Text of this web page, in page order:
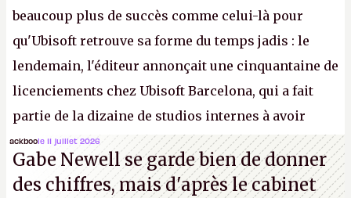
beaucoup plus de succès comme celui-là pour
qu'Ubisoft retrouve sa forme du temps jadis : le
lendemain, l'éditeur annonçait une cinquantaine de
licenciements chez Ubisoft Barcelona, qui a fait
partie de la dizaine de studios internes à avoir
travaillé sur cetAssassin's Creedsous la direction
d'Ubisoft Singapour.A.
ackboole 11 juillet 2026
Gabe Newell se garde bien de donner
des chiffres, mais d'après le cabinet